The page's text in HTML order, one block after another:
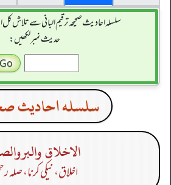
سلسله احاديث صحيحه ترقیم البانی سے تلاش کل
حدیث نمبر لکھیں:
سلسله احاديث
الاخلاق
اخلاق، نیکی کرنا، صلہ